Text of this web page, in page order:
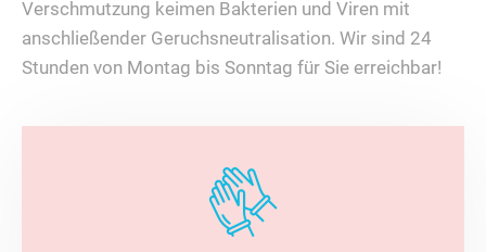
Verschmutzung keimen Bakterien und Viren mit
anschließender Geruchsneutralisation. Wir sind 24
Stunden von Montag bis Sonntag für Sie erreichbar!